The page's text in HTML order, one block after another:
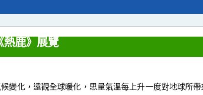
熱鹿》展覽
變化，遠觀全球暖化，思量氣溫每上升一度對地球所